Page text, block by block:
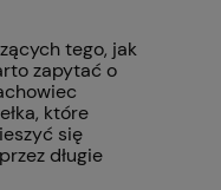
tego, jak
zapytać o
które
się
długie